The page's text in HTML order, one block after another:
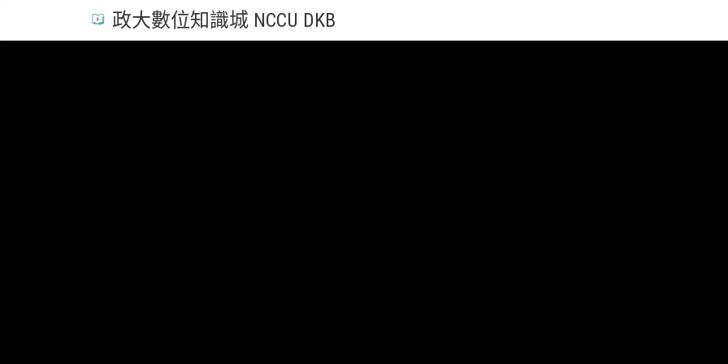
政大數位知識城 NCCU DKB